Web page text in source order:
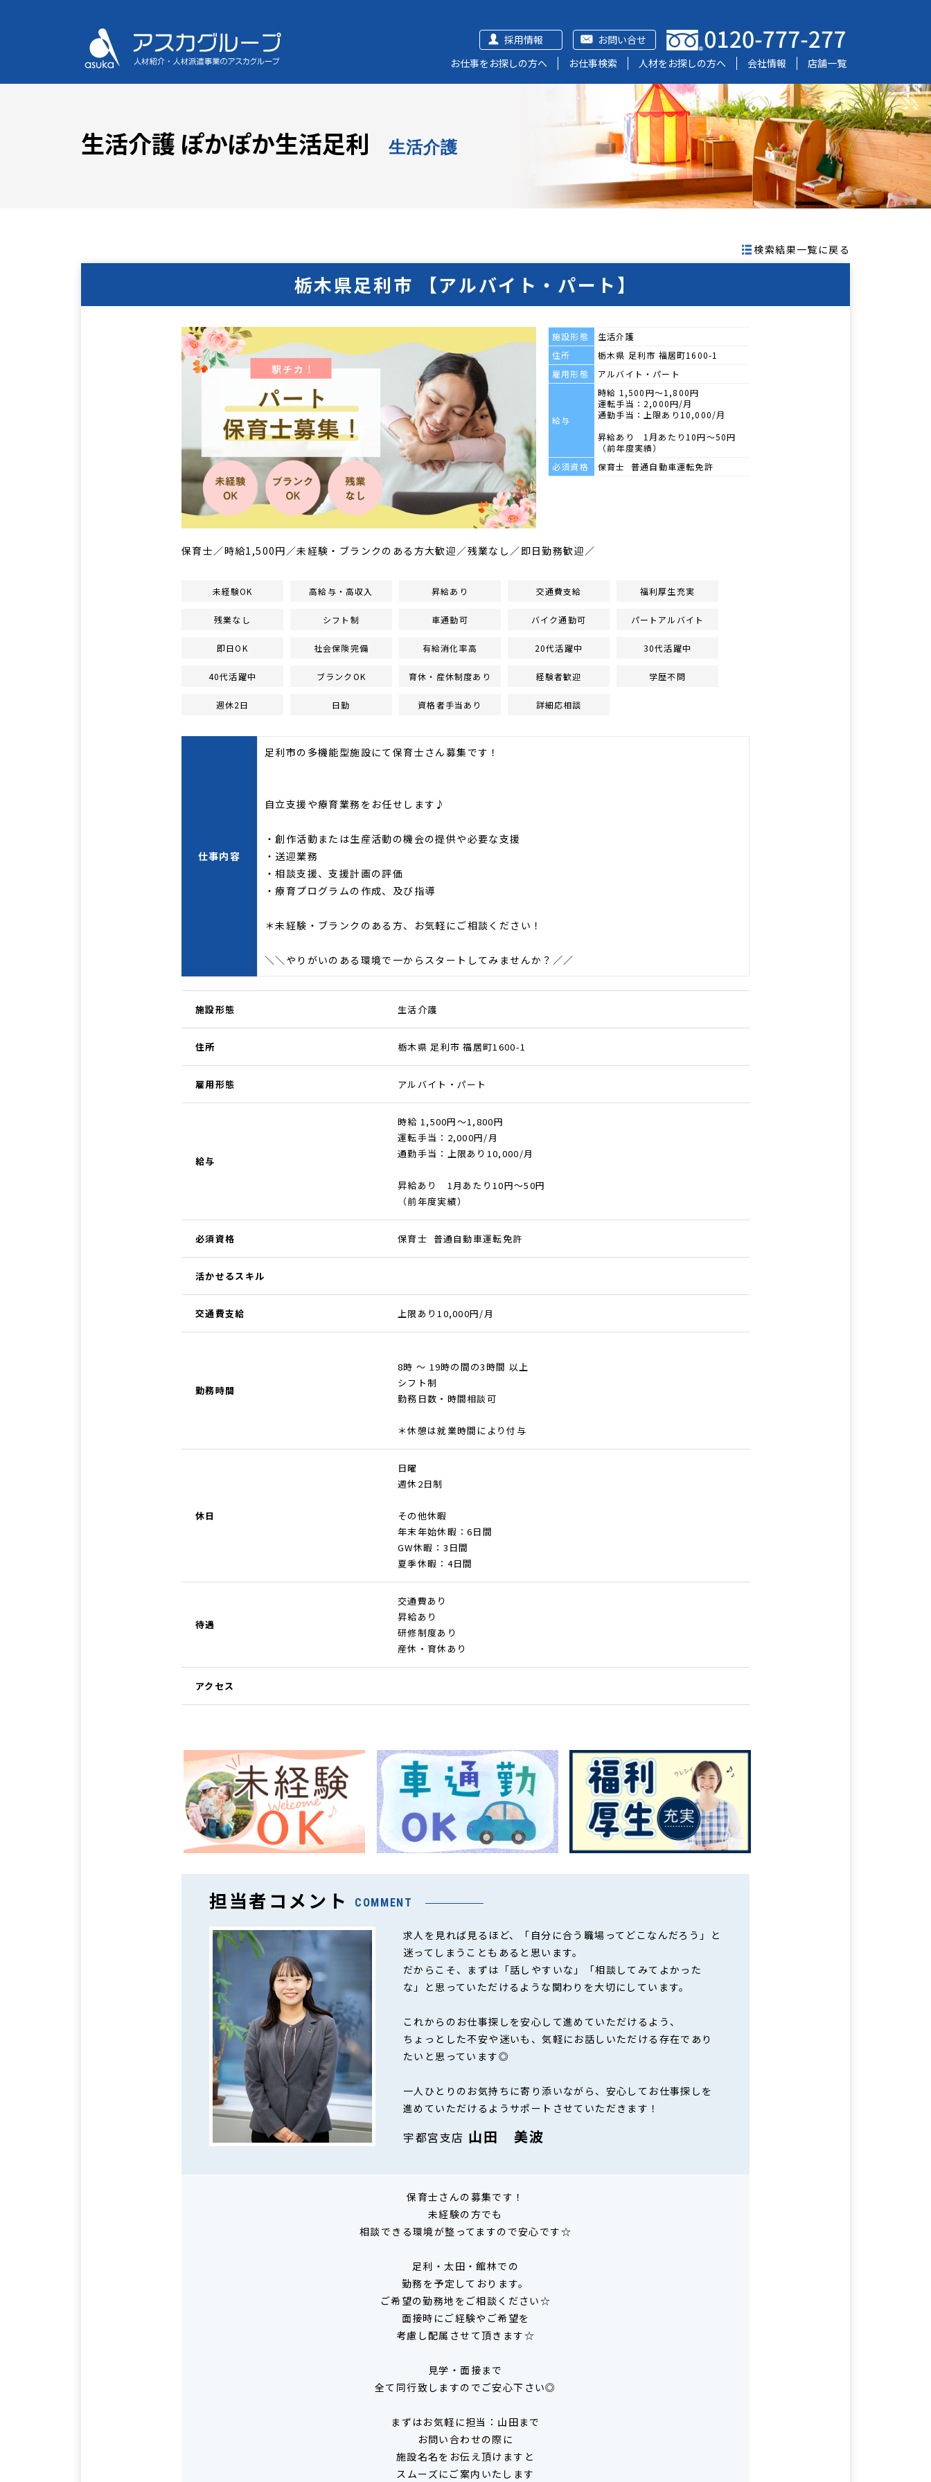
お問い合せ
採用情報
お仕事をお探しの方へ
お仕事検索 人材をお探しの方へ 会社情報 店舗一覧
生活介護 ぽかぽか生活足利 生活介護
検索結果一覧に戻る
栃木県足利市 【アルバイト・パート】
施設形態
生活介護
住所
栃木県 足利市 福居町1600-1
雇用形態
アルバイト・パート
給与
時給 1,500円～1,800円
運転手当：2,000円/月
通勤手当：上限あり10,000/月
昇給あり 1月あたり10円～50円
（前年度実績）
必須資格
保育士 普通自動車運転免許
保育士／時給1,500円／未経験・ブランクのある方大歓迎／残業なし／即日勤務歓迎／
未経験OK 高給与・高収入 昇給あり 交通費支給 福利厚生充実
残業なし シフト制 車通勤可 バイク通勤可 パートアルバイト
即日OK 社会保険完備 有給消化率高 20代活躍中 30代活躍中
40代活躍中 ブランクOK 育休・産休制度あり 経験者歓迎 学歴不問
週休2日 日勤 資格者手当あり 詳細応相談
仕事内容
足利市の多機能型施設にて保育士さん募集です！
自立支援や療育業務をお任せします♪
・創作活動または生産活動の機会の提供や必要な支援
・送迎業務
・相談支援、支援計画の評価
・療育プログラムの作成、及び指導
＊未経験・ブランクのある方、お気軽にご相談ください！
＼＼やりがいのある環境で一からスタートしてみませんか？／／
施設形態 生活介護
住所 栃木県 足利市 福居町1600-1
雇用形態 アルバイト・パート
給与
時給 1,500円～1,800円
運転手当：2,000円/月
通勤手当：上限あり10,000/月
昇給あり 1月あたり10円～50円
（前年度実績）
必須資格 保育士 普通自動車運転免許
活かせるスキル
交通費支給 上限あり10,000円/月
勤務時間
8時 ～ 19時の間の3時間 以上
シフト制
勤務日数・時間相談可
＊休憩は就業時間により付与
休日
日曜
週休2日制
その他休暇
年末年始休暇：6日間
GW休暇：3日間
夏季休暇：4日間
待遇
交通費あり
昇給あり
研修制度あり
産休・育休あり
アクセス
担当者コメント COMMENT
求人を見れば見るほど、「自分に合う職場ってどこなんだろう」と
迷ってしまうこともあると思います。
だからこそ、まずは「話しやすいな」「相談してみてよかった
な」と思っていただけるような関わりを大切にしています。
これからのお仕事探しを安心して進めていただけるよう、
ちょっとした不安や迷いも、気軽にお話しいただける存在であり
たいと思っています◎
一人ひとりのお気持ちに寄り添いながら、安心してお仕事探しを
進めていただけるようサポートさせていただきます！
宇都宮支店 山田 美波
保育士さんの募集です！
未経験の方でも
相談できる環境が整ってますので安心です☆
足利・太田・館林での
勤務を予定しております。
ご希望の勤務地をご相談ください☆
面接時にご経験やご希望を
考慮し配属させて頂きます☆
見学・面接まで
全て同行致しますのでご安心下さい◎
まずはお気軽に担当：山田まで
お問い合わせの際に
施設名名をお伝え頂けますと
スムーズにご案内いたします